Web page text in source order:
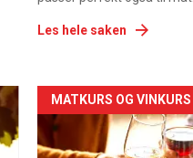
Les hele saken
Forsiden
akkurat
MATKURS OG VINKURS